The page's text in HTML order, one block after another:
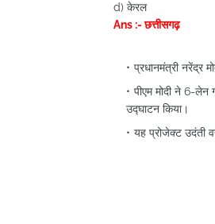
d) केरल
Ans :- छत्तीसगढ़
प्रधानमंत्री नरेंद्र
पीएम मोदी ने 6-लेन
उद्घाटन किया।
यह प्रोजेक्ट उदंती